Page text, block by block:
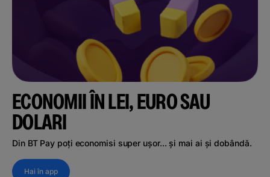
ECONOMII ÎN LEI, EURO SAU
DOLARI
Din BT Pay poți economisi super ușor... și mai ai și dobândă.
Hai în app